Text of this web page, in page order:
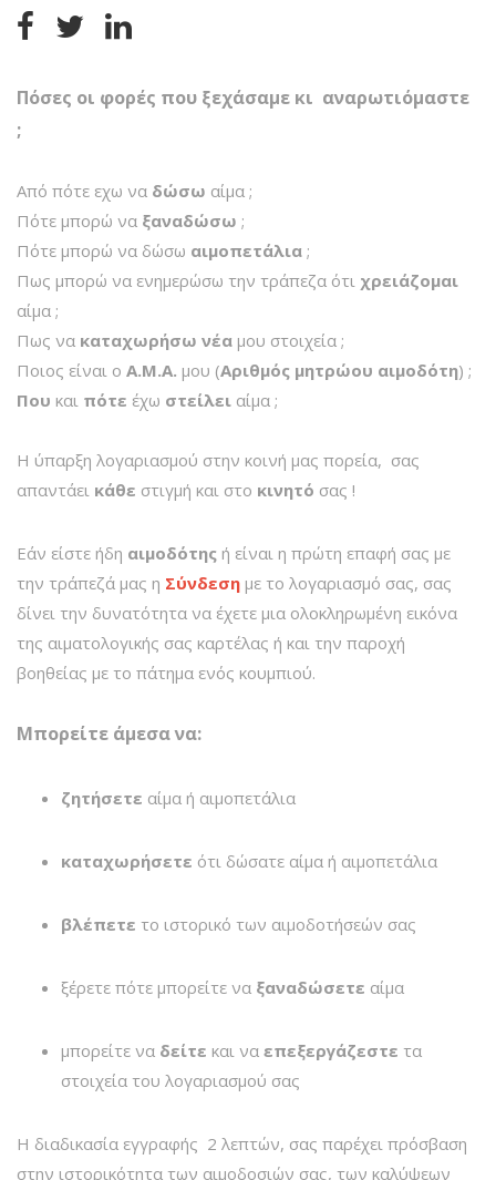
Πόσες οι φορές που ξεχάσαμε κι αναρωτιόμαστε
;
Από πότε εχω να δώσω αίμα ;
Πότε μπορώ να ξαναδώσω ;
Πότε μπορώ να δώσω αιμοπετάλια ;
Πως μπορώ να ενημερώσω την τράπεζα ότι χρειάζομαι
αίμα ;
Πως να καταχωρήσω νέα μου στοιχεία ;
Ποιος είναι ο Α.Μ.Α. μου (Αριθμός μητρώου αιμοδότη) ;
Που και πότε έχω στείλει αίμα ;
Η ύπαρξη λογαριασμού στην κοινή μας πορεία, σας
απαντάει κάθε στιγμή και στο κινητό σας !
Εάν είστε ήδη αιμοδότης ή είναι η πρώτη επαφή σας με
την τράπεζά μας η Σύνδεση με το λογαριασμό σας, σας
δίνει την δυνατότητα να έχετε μια ολοκληρωμένη εικόνα
της αιματολογικής σας καρτέλας ή και την παροχή
βοηθείας με το πάτημα ενός κουμπιού.
Μπορείτε άμεσα να:
ζητήσετε αίμα ή αιμοπετάλια
καταχωρήσετε ότι δώσατε αίμα ή αιμοπετάλια
βλέπετε το ιστορικό των αιμοδοτήσεών σας
ξέρετε πότε μπορείτε να ξαναδώσετε αίμα
μπορείτε να δείτε και να επεξεργάζεστε τα
στοιχεία του λογαριασμού σας
Η διαδικασία εγγραφής 2 λεπτών, σας παρέχει πρόσβαση
στην ιστορικότητα των αιμοδοσιών σας, των καλύψεων